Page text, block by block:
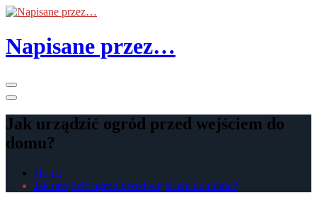
Skip
the
content
Napisane przez…
Jak urządzić ogród przed wejściem do
domu?
Home
Jak urządzić ogród przed wejściem do domu?